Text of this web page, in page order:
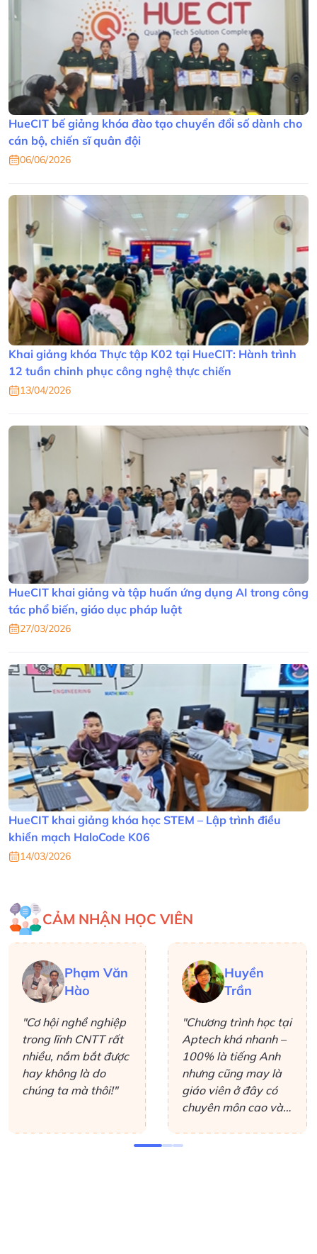
HueCIT bế giảng khóa đào tạo chuyển đổi số dành cho
cán bộ, chiến sĩ quân đội
06/06/2026
Khai giảng khóa Thực tập K02 tại HueCIT: Hành trình
12 tuần chinh phục công nghệ thực chiến
13/04/2026
HueCIT khai giảng và tập huấn ứng dụng AI trong công
tác phổ biến, giáo dục pháp luật
27/03/2026
HueCIT khai giảng khóa học STEM – Lập trình điều
khiển mạch HaloCode K06
14/03/2026
CẢM NHẬN HỌC VIÊN
Phạm Văn
Hào
"Cơ hội nghề nghiệp
trong lĩnh CNTT rất
nhiều, nắm bắt được
hay không là do
chúng ta mà thôi!"
Huyền
Trần
"Chương trình học tại
Aptech khá nhanh –
100% là tiếng Anh
nhưng cũng may là
giáo viên ở đây có
chuyên môn cao và
đáp các thắc mắc,